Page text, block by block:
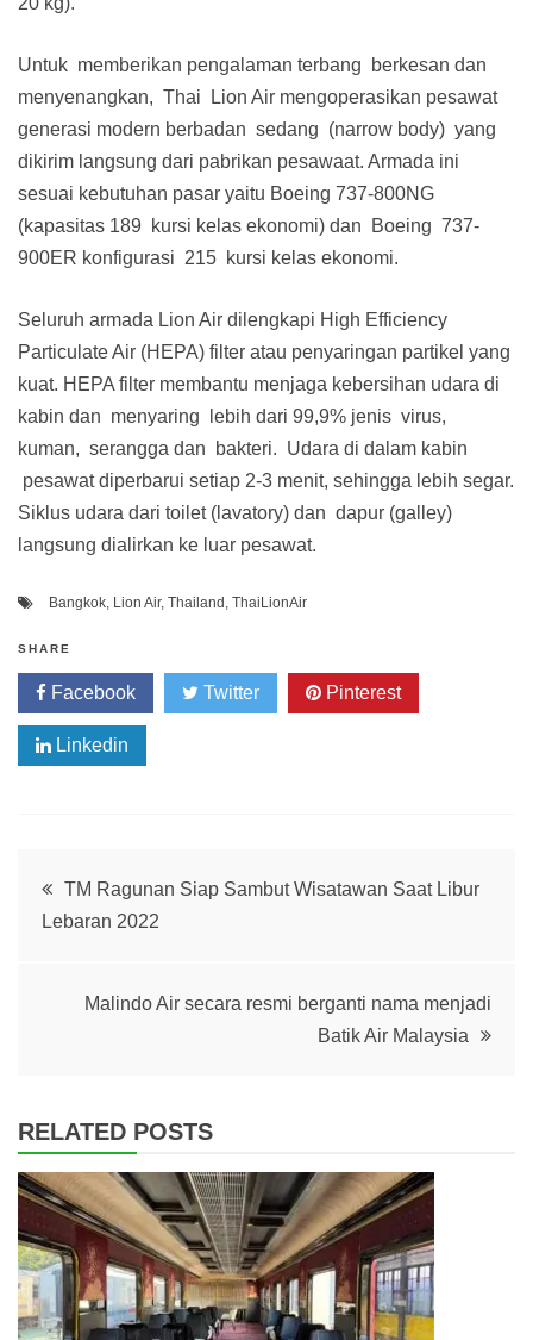
Untuk memberikan pengalaman terbang berkesan dan
menyenangkan, Thai Lion Air mengoperasikan pesawat
generasi modern berbadan sedang (narrow body) yang
dikirim langsung dari pabrikan pesawaat. Armada ini
sesuai kebutuhan pasar yaitu Boeing 737-800NG
(kapasitas 189 kursi kelas ekonomi) dan Boeing 737-
900ER konfigurasi 215 kursi kelas ekonomi.
Seluruh armada Lion Air dilengkapi High Efficiency
Particulate Air (HEPA) filter atau penyaringan partikel yang
kuat. HEPA filter membantu menjaga kebersihan udara di
kabin dan menyaring lebih dari 99,9% jenis virus,
kuman, serangga dan bakteri. Udara di dalam kabin
pesawat diperbarui setiap 2-3 menit, sehingga lebih segar.
Siklus udara dari toilet (lavatory) dan dapur (galley)
langsung dialirkan ke luar pesawat.
Bangkok Lion Air, Thailand ThaiLionAir
SHARE
Facebook Twitter Pinterest
Linkedin
Post
TM Ragunan Siap Sambut Wisatawan Saat Libur
Lebaran 2022
Malindo Air secara resmi berganti nama menjadi
Batik Air Malaysia
RELATED POSTS